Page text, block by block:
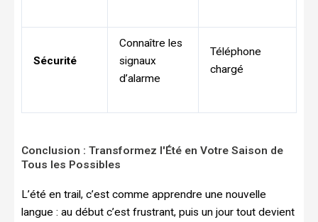
Sécurité
Connaître les
signaux
d’alarme
Téléphone
chargé
Conclusion : Transformez l'Été en Votre Saison de
Tous les Possibles
L’été en trail, c’est comme apprendre une nouvelle
langue : au début c’est frustrant, puis un jour tout devient